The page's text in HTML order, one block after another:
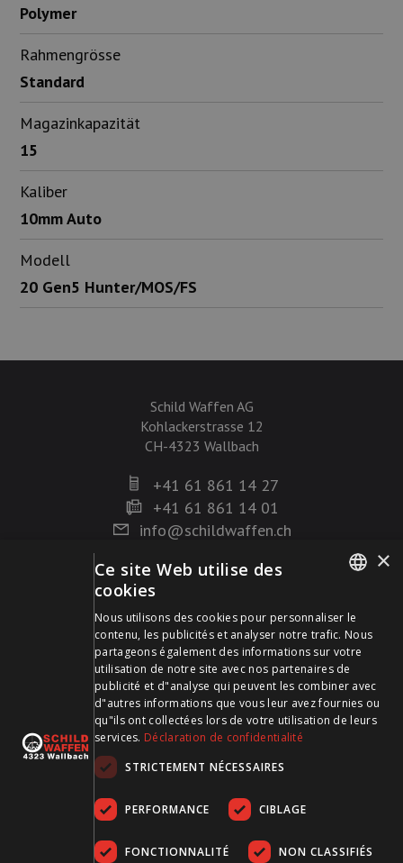
Polymer
Rahmengrösse
Standard
Magazinkapazität
15
Kaliber
10mm Auto
Modell
20 Gen5 Hunter/MOS/FS
Schild Waffen AG
Kohlackerstrasse 12
CH-4323 Wallbach
+41 61 861 14 27
+41 61 861 14 01
info@schildwaffen.ch
Mode de paiement
Visitez-nous sur les médias sociaux et restez à jour !
FRENCH
×
Ce site Web utilise des
cookies
Nous utilisons des cookies pour personnaliser le
contenu, les publicités et analyser notre trafic. Nous
partageons également des informations sur votre
utilisation de notre site avec nos partenaires de
publicité et d"analyse qui peuvent les combiner avec
d"autres informations que vous leur avez fournies ou
qu"ils ont collectées lors de votre utilisation de leurs
services. Déclaration de confidentialité
STRICTEMENT NÉCESSAIRES
PERFORMANCE CIBLAGE
FONCTIONNALITÉ NON CLASSIFIÉS